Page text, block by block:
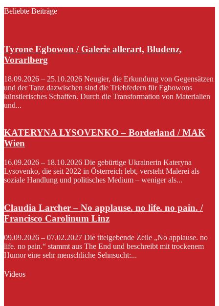
Beliebte Beiträge
Tyrone Egbowon / Galerie allerart, Bludenz,
Vorarlberg
18.09.2026 – 25.10.2026 Neugier, die Erkundung von Gegensätzen
und der Tanz dazwischen sind die Triebfedern für Egbowons
künstlerisches Schaffen. Durch die Transformation von Materialien
und...
KATERYNA LYSOVENKO – Borderland / MAK
Wien
16.09.2026 – 18.10.2026 Die gebürtige Ukrainerin Kateryna
Lysovenko, die seit 2022 in Österreich lebt, versteht Malerei als
soziale Handlung und politisches Medium – weniger als...
Claudia Larcher – No applause. no life. no pain. /
Francisco Carolinum Linz
09.09.2026 – 07.02.2027 Die titelgebende Zeile „No applause. no
life. no pain.“ stammt aus The End und beschreibt mit trockenem
Humor eine sehr menschliche Sehnsucht:...
Videos